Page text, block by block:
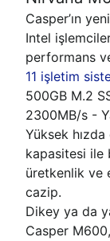
Casper’ın
Intel
performans
11 işletim
500GB M.2
2300MB/s -
Yüksek
kapasitesi ile
üretkenlik ve
cazip.
Dikey ya da
Casper